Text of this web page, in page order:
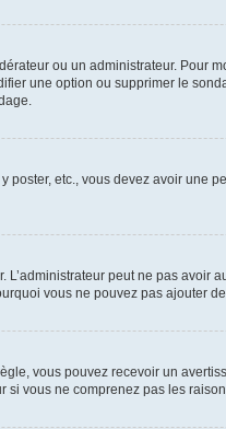
ou un administrateur. Pour
une option ou supprimer le
etc., vous devez avoir une
peut ne pas avoir
vous ne pouvez pas ajouter
vous pouvez recevoir un
si vous ne comprenez pas les